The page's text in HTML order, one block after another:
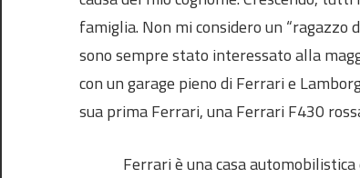
famiglia. Non mi considero un
sono sempre stato interessato alla
con un garage pieno di Ferrari e
sua prima Ferrari, una Ferrari F430
Ferrari è una casa automobilistica